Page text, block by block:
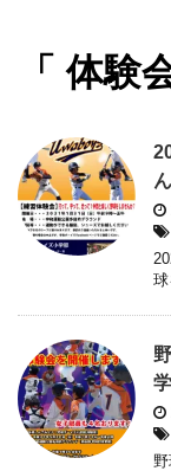
「 体験
球